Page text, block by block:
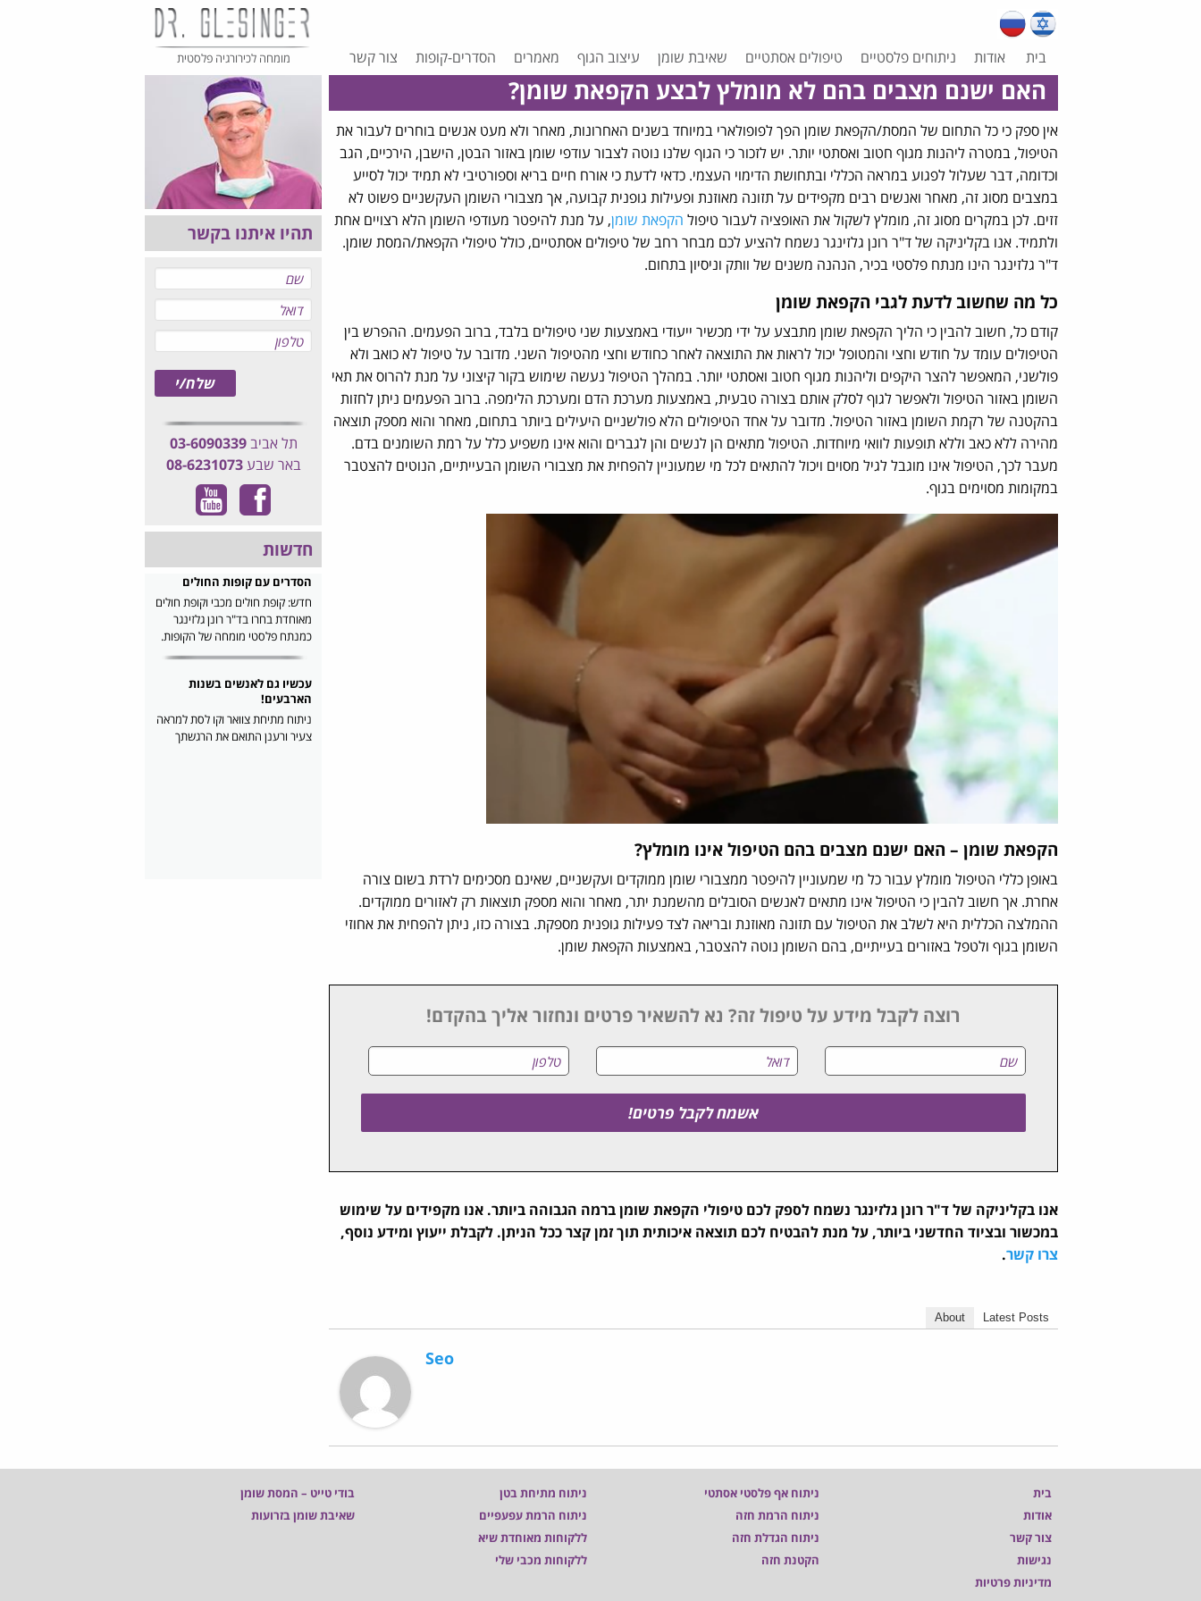
בית אודות ניתוחים פלסטיים טיפולים אסתטיים שאיבת שומן עיצוב הגוף מאמרים הסדרים-קופות צור קשר מומחה לכירורגיה פלסטית
האם ישנם מצבים בהם לא מומלץ לבצע הקפאת שומן?
אין ספק כי כל התחום של המסת/הקפאת שומן הפך לפופולארי במיוחד בשנים האחרונות, מאחר ולא מעט אנשים בוחרים לעבור את
הטיפול, במטרה ליהנות מגוף חטוב ואסתטי יותר. יש לזכור כי הגוף שלנו נוטה לצבור עודפי שומן באזור הבטן, הישבן, הירכיים, הגב
וכדומה, דבר שעלול לפגוע במראה הכללי ובתחושת הדימוי העצמי. כדאי לדעת כי אורח חיים בריא וספורטיבי לא תמיד יכול לסייע
במצבים מסוג זה, מאחר ואנשים רבים מקפידים על תזונה מאוזנת ופעילות גופנית קבועה, אך מצבורי השומן העקשניים פשוט לא
זזים. לכן במקרים מסוג זה, מומלץ לשקול את האופציה לעבור טיפול הקפאת שומן, על מנת להיפטר מעודפי השומן הלא רצויים אחת
ולתמיד. אנו בקליניקה של ד"ר רונן גלזינגר נשמח להציע לכם מבחר רחב של טיפולים אסתטיים, כולל טיפולי הקפאת/המסת שומן.
ד"ר גלזינגר הינו מנתח פלסטי בכיר, הנהנה משנים של וותק וניסיון בתחום.
כל מה שחשוב לדעת לגבי הקפאת שומן
קודם כל, חשוב להבין כי הליך הקפאת שומן מתבצע על ידי מכשיר ייעודי באמצעות שני טיפולים בלבד, ברוב הפעמים. ההפרש בין
הטיפולים עומד על חודש וחצי והמטופל יכול לראות את התוצאה לאחר כחודש וחצי מהטיפול השני. מדובר על טיפול לא כואב ולא
פולשני, המאפשר להצר היקפים וליהנות מגוף חטוב ואסתטי יותר. במהלך הטיפול נעשה שימוש בקור קיצוני על מנת להרוס את תאי
השומן באזור הטיפול ולאפשר לגוף לסלק אותם בצורה טבעית, באמצעות מערכת הדם ומערכת הלימפה. ברוב הפעמים ניתן לחזות
בהקטנה של רקמת השומן באזור הטיפול. מדובר על אחד הטיפולים הלא פולשניים היעילים ביותר בתחום, מאחר והוא מספק תוצאה
מהירה ללא כאב וללא תופעות לוואי מיוחדות. הטיפול מתאים הן לנשים והן לגברים והוא אינו משפיע כלל על רמת השומנים בדם.
מעבר לכך, הטיפול אינו מוגבל לגיל מסוים ויכול להתאים לכל מי שמעוניין להפחית את מצבורי השומן הבעייתיים, הנוטים להצטבר
במקומות מסוימים בגוף.
הקפאת שומן – האם ישנם מצבים בהם הטיפול אינו מומלץ?
באופן כללי הטיפול מומלץ עבור כל מי שמעוניין להיפטר ממצבורי שומן ממוקדים ועקשניים, שאינם מסכימים לרדת בשום צורה
אחרת. אך חשוב להבין כי הטיפול אינו מתאים לאנשים הסובלים מהשמנת יתר, מאחר והוא מספק תוצאות רק לאזורים ממוקדים.
ההמלצה הכללית היא לשלב את הטיפול עם תזונה מאוזנת ובריאה לצד פעילות גופנית מספקת. בצורה כזו, ניתן להפחית את אחוזי
השומן בגוף ולטפל באזורים בעייתיים, בהם השומן נוטה להצטבר, באמצעות הקפאת שומן.
רוצה לקבל מידע על טיפול זה? נא להשאיר פרטים ונחזור אליך בהקדם!
אנו בקליניקה של ד"ר רונן גלזינגר נשמח לספק לכם טיפולי הקפאת שומן ברמה הגבוהה ביותר. אנו מקפידים על שימוש
במכשור ובציוד החדשני ביותר, על מנת להבטיח לכם תוצאה איכותית תוך זמן קצר ככל הניתן. לקבלת ייעוץ ומידע נוסף,
צרו קשר.
About Latest Posts
Seo
תהיו איתנו בקשר
תל אביב03-6090339
באר שבע08-6231073
חדשות
הסדרים עם קופות החולים
חדש: קופת חולים מכבי וקופת חולים
מאוחדת בחרו בד"ר רונן גלזינגר
כמנתח פלסטי מומחה של הקופות.
עכשיו גם לאנשים בשנות
הארבעים!
ניתוח מתיחת צוואר וקו לסת למראה
צעיר ורענן התואם את הרגשתך
בית
אודות
צור קשר
נגישות
מדיניות פרטיות
ניתוח אף פלסטי אסתטי
ניתוח הרמת חזה
ניתוח הגדלת חזה
הקטנת חזה
ניתוח מתיחת בטן
ניתוח הרמת עפעפיים
ללקוחות מאוחדת שיא
ללקוחות מכבי שלי
בודי טייט – המסת שומן
שאיבת שומן בזרועות